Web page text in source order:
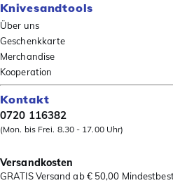
Knivesandtools
Über uns
Geschenkkarte
Merchandise
Kooperation
Kontakt
0720 116382
(Mon. bis Frei. 8.30 - 17.00 Uhr)
Versandkosten
GRATIS Versand ab € 50,00